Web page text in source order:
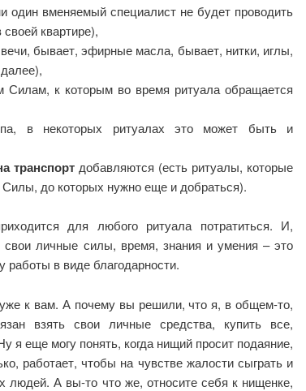
один вменяемый специалист не будет проводить
квартире),
бывает, эфирные масла, бывает, нитки, иглы,
Силам, к которым во время ритуала обращается
в некоторых ритуалах это может быть и
транспортдобавляются (есть ритуалы, которые
до которых нужно еще и добраться).
для любого ритуала потратиться. И,
личные силы, время, знания и умения – это
работы в виде благодарности.
к вам. А почему вы решили, что я, в общем-то,
взять свои личные средства, купить все,
я еще могу понять, когда нищий просит подаяние,
работает, чтобы на чувстве жалости сыграть и
людей. А вы-то что же, относите себя к нищенке,